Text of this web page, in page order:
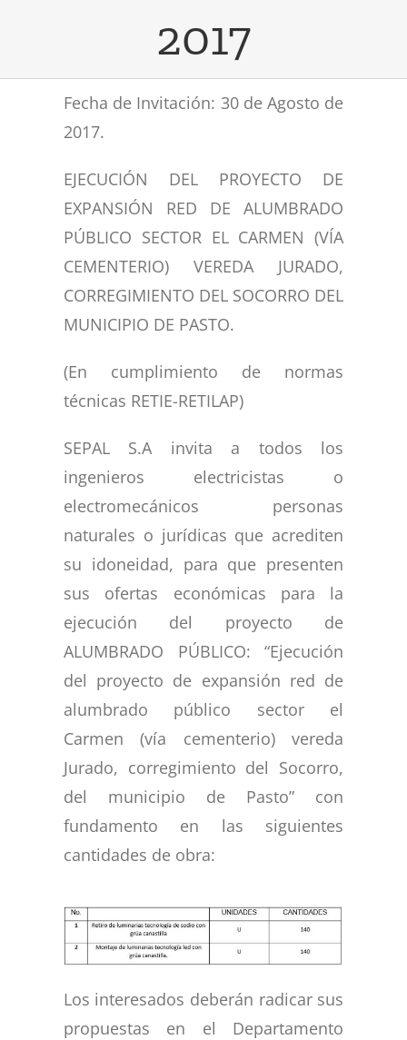
Objeto Social
Valores Corporativos
Smart City
Electrificación rural
Smart Vita
TRANSPARENCIA
Organigrama
MAPA DE LUCES
2017
Fecha de Invitación: 30 de Agosto de
2017.
EJECUCIÓN DEL PROYECTO DE
EXPANSIÓN RED DE ALUMBRADO
PÚBLICO SECTOR EL CARMEN (VÍA
CEMENTERIO) VEREDA JURADO,
CORREGIMIENTO DEL SOCORRO DEL
MUNICIPIO DE PASTO.
(En cumplimiento de normas
técnicas RETIE-RETILAP)
SEPAL S.A invita a todos los
ingenieros electricistas o
electromecánicos personas
naturales o jurídicas que acrediten
su idoneidad, para que presenten
sus ofertas económicas para la
ejecución del proyecto de
ALUMBRADO PÚBLICO: “Ejecución
del proyecto de expansión red de
alumbrado público sector el
Carmen (vía cementerio) vereda
Jurado, corregimiento del Socorro,
del municipio de Pasto” con
fundamento en las siguientes
cantidades de obra:
Los interesados deberán radicar sus
propuestas en el Departamento